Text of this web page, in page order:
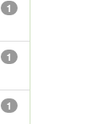
1
1
1